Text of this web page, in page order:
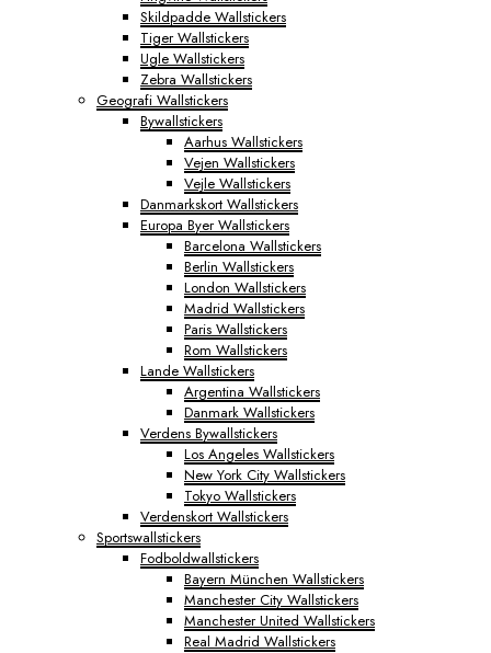
Skildpadde Wallstickers
Tiger Wallstickers
Ugle Wallstickers
Zebra Wallstickers
Geografi Wallstickers
Bywallstickers
Aarhus Wallstickers
Vejen Wallstickers
Vejle Wallstickers
Danmarkskort Wallstickers
Europa Byer Wallstickers
Barcelona Wallstickers
Berlin Wallstickers
London Wallstickers
Madrid Wallstickers
Paris Wallstickers
Rom Wallstickers
Lande Wallstickers
Argentina Wallstickers
Danmark Wallstickers
Verdens Bywallstickers
Los Angeles Wallstickers
New York City Wallstickers
Tokyo Wallstickers
Verdenskort Wallstickers
Sportswallstickers
Fodboldwallstickers
Bayern München Wallstickers
Manchester City Wallstickers
Manchester United Wallstickers
Real Madrid Wallstickers